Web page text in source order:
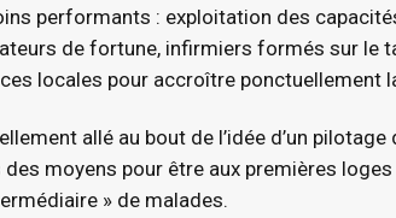
performants : exploitation des
de fortune, infirmiers formés sur le
locales pour accroître ponctuellement
allé au bout de l’idée d’un pilotage
moyens pour être aux premières
» de malades.